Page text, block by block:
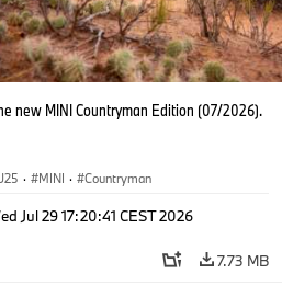
new MINI Countryman Edition (07/2026).
· MINI · Countryman
Jul 29 17:20:41 CEST 2026
7.73 MB